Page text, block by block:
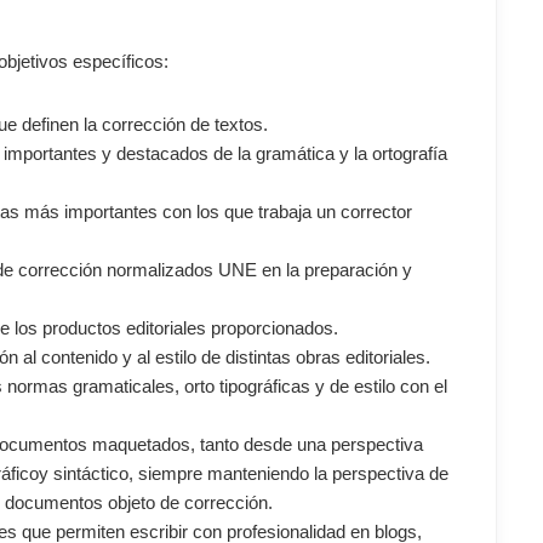
específicos:
definen la corrección de textos.
y destacados de la gramática y la ortografía
más importantes con los que trabaja un corrector
corrección normalizados UNE en la preparación y
los productos editoriales proporcionados.
al contenido y al estilo de distintas obras editoriales.
gramaticales, orto tipográficas y de estilo con el
maquetados, tanto desde una perspectiva
sintáctico, siempre manteniendo la perspectiva de
objeto de corrección.
que permiten escribir con profesionalidad en blogs,